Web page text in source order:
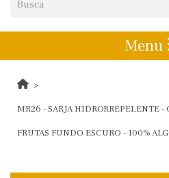
Menu
MR26 - SARJA HIDRORREPELENTE -
FRUTAS FUNDO ESCURO - 100%